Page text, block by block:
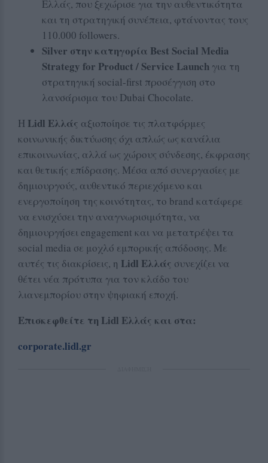
Ελλάς, που ξεχώρισε για την αυθεντικότητα
και τη στρατηγική συνέπεια, φτάνοντας τους
110.000 followers.
Silver στην κατηγορία Best Social Media
Strategy for Product / Service Launch για τη
στρατηγική social-first προσέγγιση στο
λανσάρισμα του Dubai Chocolate.
Η Lidl Ελλάς αξιοποίησε τις πλατφόρμες
κοινωνικής δικτύωσης όχι απλώς ως κανάλια
επικοινωνίας, αλλά ως χώρους σύνδεσης, έκφρασης
και θετικής επίδρασης. Μέσα από συνεργασίες με
δημιουργούς, αυθεντικό περιεχόμενο και
ενεργοποίηση της κοινότητας, το brand κατάφερε
να ενισχύσει την αναγνωρισιμότητα, να
δημιουργήσει engagement και να μετατρέψει τα
social media σε μοχλό εμπορικής απόδοσης. Με
αυτές τις διακρίσεις, η Lidl Ελλάς συνεχίζει να
θέτει νέα πρότυπα για τον κλάδο του
λιανεμπορίου στην ψηφιακή εποχή.
Επισκεφθείτε τη Lidl Ελλάς και στα:
corporate.lidl.gr